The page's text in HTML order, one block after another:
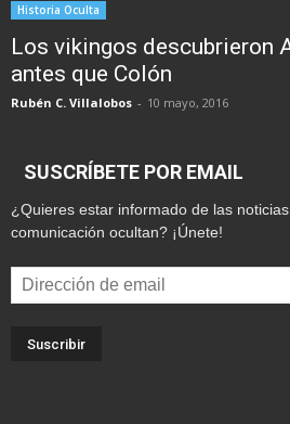
Historia Oculta
Los vikingos descubrieron
antes que Colón
Rubén C. Villalobos - 10 mayo, 2016
SUSCRÍBETE POR EMAIL
¿Quieres estar informado de las
comunicación ocultan? ¡Únete!
Dirección
de